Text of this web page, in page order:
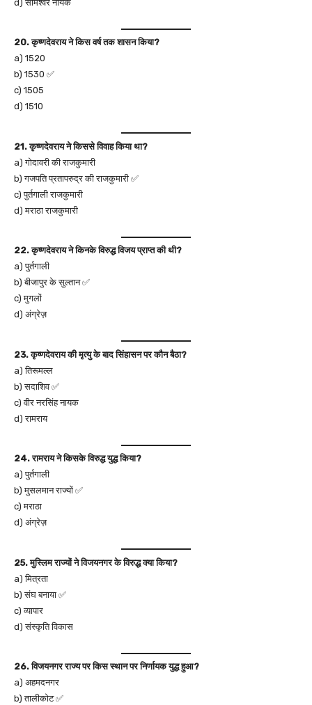
d) सोमेश्वर नायक
20. कृष्णदेवराय ने किस वर्ष तक शासन किया?
a) 1520
b) 1530 ✅
c) 1505
d) 1510
21. कृष्णदेवराय ने किससे विवाह किया था?
a) गोदावरी की राजकुमारी
b) गजपति प्रतापरुद्र की राजकुमारी ✅
c) पुर्तगाली राजकुमारी
d) मराठा राजकुमारी
22. कृष्णदेवराय ने किनके विरुद्ध विजय प्राप्त की थी?
a) पुर्तगाली
b) बीजापुर के सुल्तान ✅
c) मुगलों
d) अंग्रेज़
23. कृष्णदेवराय की मृत्यु के बाद सिंहासन पर कौन बैठा?
a) तिरूमल्ल
b) सदाशिव ✅
c) वीर नरसिंह नायक
d) रामराय
24. रामराय ने किसके विरुद्ध युद्ध किया?
a) पुर्तगाली
b) मुसलमान राज्यों ✅
c) मराठा
d) अंग्रेज़
25. मुस्लिम राज्यों ने विजयनगर के विरुद्ध क्या किया?
a) मित्रता
b) संघ बनाया ✅
c) व्यापार
d) संस्कृति विकास
26. विजयनगर राज्य पर किस स्थान पर निर्णायक युद्ध हुआ?
a) अहमदनगर
b) तालीकोट ✅